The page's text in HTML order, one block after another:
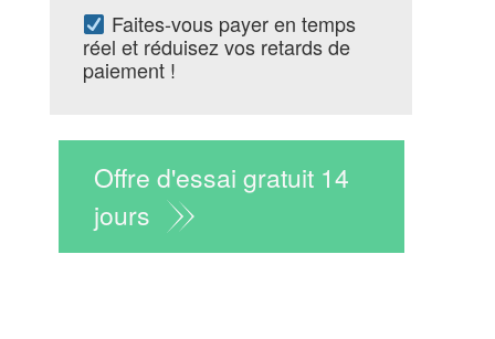
Faites-vous payer en temps
réel et réduisez vos retards de
paiement !
Offre d'essai gratuit 14
jours